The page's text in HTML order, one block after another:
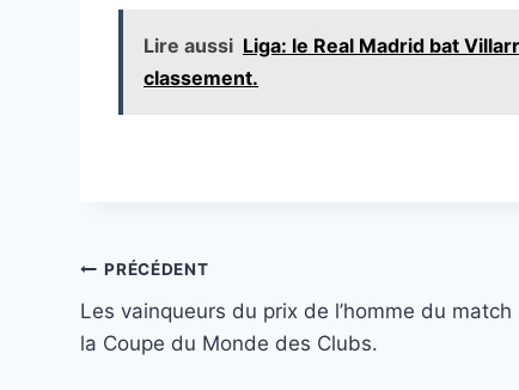
Lire aussi Liga: le Real Madrid bat
classement.
Navigation
de
PRÉCÉDENT
Les vainqueurs du prix de l’homme du match
la Coupe du Monde des Clubs.